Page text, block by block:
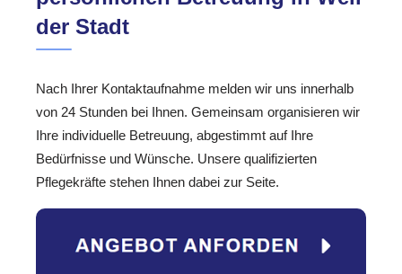
der Stadt
Nach Ihrer Kontaktaufnahme melden wir uns innerhalb
von 24 Stunden bei Ihnen. Gemeinsam organisieren wir
Ihre individuelle Betreuung, abgestimmt auf Ihre
Bedürfnisse und Wünsche. Unsere qualifizierten
Pflegekräfte stehen Ihnen dabei zur Seite.